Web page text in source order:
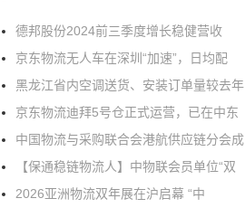
德邦股份2024前三季度增长稳健营收
京东物流无人车在深圳“加速”，日均配
黑龙江省内空调送货、安装订单量较去年
京东物流迪拜5号仓正式运营，已在中东
中国物流与采购联合会港航供应链分会成
【保通稳链物流人】中物联会员单位“双
2026亚洲物流双年展在沪启幕 “中